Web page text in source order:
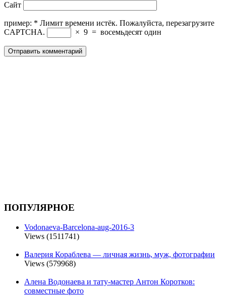
Сайт
пример: * Лимит времени истёк. Пожалуйста, перезагрузите
CAPTCHA.
× 9 = восемьдесят один
ПОПУЛЯРНОЕ
Vodonaeva-Barcelona-aug-2016-3
Views (1511741)
Валерия Кораблева — личная жизнь, муж, фотографии
Views (579968)
Алена Водонаева и тату-мастер Антон Коротков:
совместные фото